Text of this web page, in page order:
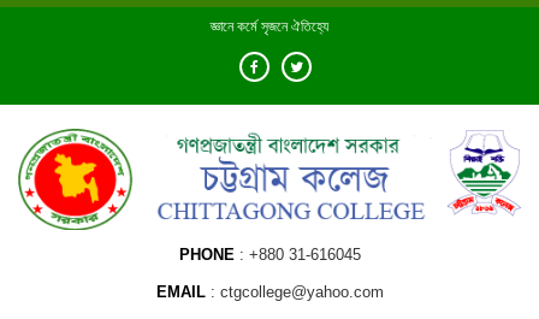
Skip
জ্ঞানে কর্মে সৃজনে ঐতিহ্যে
PHONE +880 31-616045
EMAIL ctgcollege@yahoo.com